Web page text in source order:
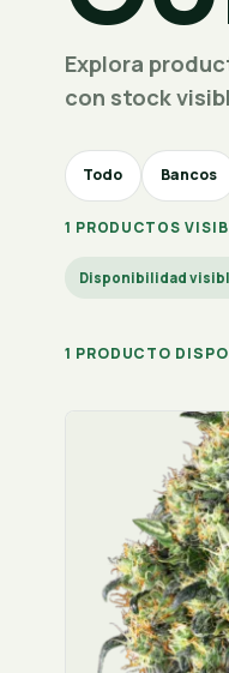
Explora
con stock
Todo Bancos
1 PRODUCTOS
Disponibilidad
1 PRODUCTO